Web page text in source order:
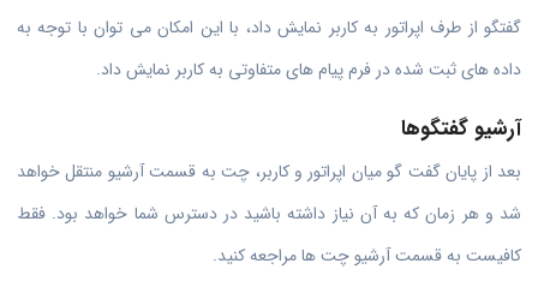
گفتگو از طرف اپراتور به کاربر نمایش داد، با این امکان می توان با توجه به
داده های ثبت شده در فرم پیام های متفاوتی به کاربر نمایش داد.
آرشیو گفتگوها
بعد از پایان گفت گو میان اپراتور و کاربر، چت به قسمت آرشیو منتقل خواهد
شد و هر زمان که به آن نیاز داشته باشید در دسترس شما خواهد بود. فقط
کافیست به قسمت آرشیو چت ها مراجعه کنید.